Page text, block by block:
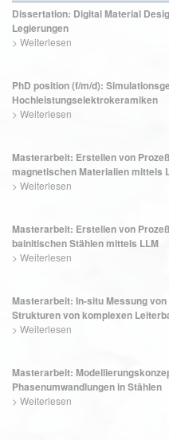
Dissertation: Digital Material
Legierungen
> Weiterlesen
PhD position (f/m/d):
Hochleistungselektrokeramiken
> Weiterlesen
Masterarbeit: Erstellen von
magnetischen Materialien mittels
> Weiterlesen
Masterarbeit: Erstellen von
bainitischen Stählen mittels LLM
> Weiterlesen
Masterarbeit: In-situ Messung
Strukturen von komplexen
> Weiterlesen
Masterarbeit:
Phasenumwandlungen in Stählen
> Weiterlesen